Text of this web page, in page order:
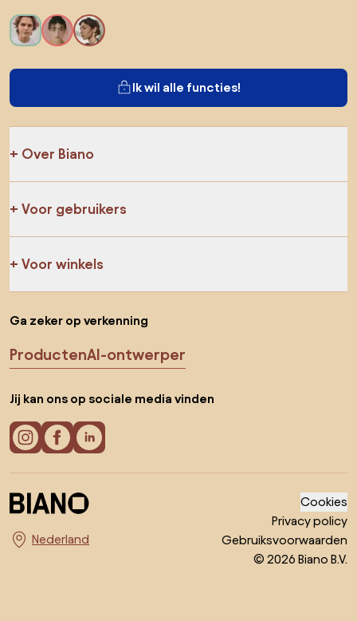
Ik wil alle functies!
Over Biano
Voor gebruikers
Voor winkels
Ga zeker op verkenning
ProductenAI-ontwerper
Jij kan ons op sociale media vinden
Kies land
Cookies
Privacy policy
Gebruiksvoorwaarden
© 2026 Biano B.V.